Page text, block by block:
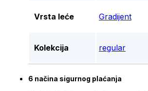
Vrsta leće Gradijent
Kolekcija regular
6 načina sigurnog plaćanja